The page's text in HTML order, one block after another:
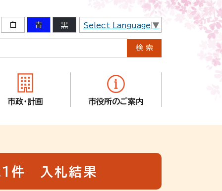
白 青 黒 Select Language ▼
市政・計画 市役所のご案内
件 入札結果